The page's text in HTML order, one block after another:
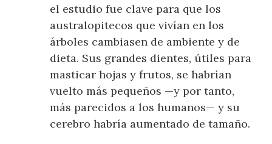
el estudio fue clave para que los
australopitecos que vivían en los
árboles cambiasen de ambiente y de
dieta. Sus grandes dientes, útiles para
masticar hojas y frutos, se habrían
vuelto más pequeños —y por tanto,
más parecidos a los humanos— y su
cerebro habría aumentado de tamaño.